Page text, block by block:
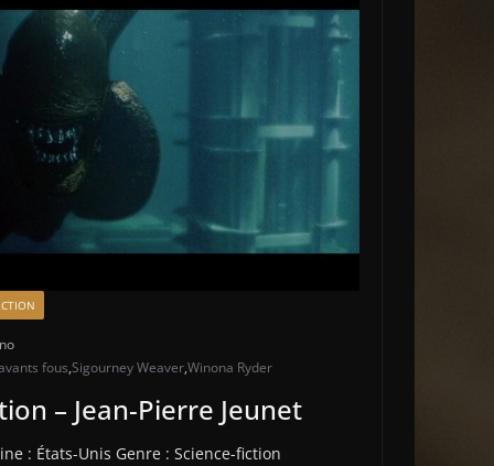
fous,Sigourney Weaver,Winona Ryder
– Jean-Pierre Jeunet
: États-Unis Genre : Science-fiction